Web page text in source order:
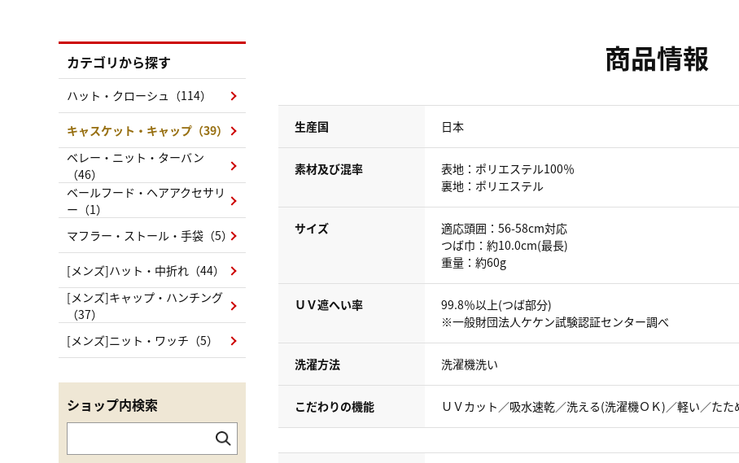
商品情報
生産国 日本
素材及び混率
表地：ポリエステル100％
裏地：ポリエステル
サイズ
適応頭囲：56-58cm対応
つば巾：約10.0cm(最長)
重量：約60g
ＵＶ遮へい率
99.8％以上(つば部分)
※一般財団法人ケケン試験認証センター調べ
洗濯方法 洗濯機洗い
こだわりの機能 ＵＶカット／吸水速乾／洗える(洗濯機ＯＫ)／軽い／た
カテゴリから探す
ハット・クローシュ（114）
キャスケット・キャップ（39）
ベレー・ニット・ターバン
（46）
ベールフード・ヘアアクセサリ
ー（1）
マフラー・ストール・手袋（5）
[メンズ]ハット・中折れ（44）
[メンズ]キャップ・ハンチング
（37）
[メンズ]ニット・ワッチ（5）
ショップ内検索